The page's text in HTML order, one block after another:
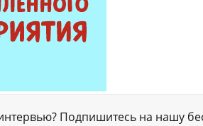
Подпишитесь на нашу